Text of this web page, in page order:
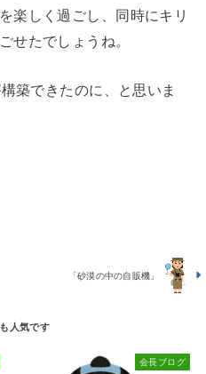
楽しく過ごし、同時にキリ
せたでしょうね。
築できたのに、と思いま
「砂漠の中の自販機」
会長ブログ